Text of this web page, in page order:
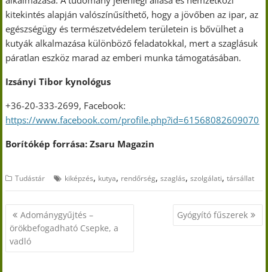
kitekintés alapján valószínűsíthető, hogy a jövőben az ipar, az
egészségügy és természetvédelem területein is bővülhet a
kutyák alkalmazása különböző feladatokkal, mert a szaglásuk
páratlan eszköz marad az emberi munka támogatásában.
Izsányi Tibor kynológus
+36-20-333-2699, Facebook:
https://www.facebook.com/profile.php?id=61568082609070
Borítókép forrása: Zsaru Magazin
Tudástár kiképzés, kutya, rendőrség,szaglás,szolgálati,társállat
Bejegyzés
navigáció
Adománygyűjtés –
örökbefogadható Csepke, a
vadló
Gyógyító fűszerek